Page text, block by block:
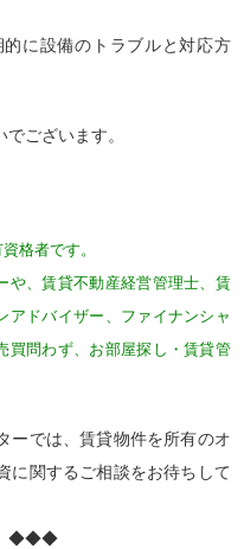
に設備のトラブルと対応方
ございます。
格者です。
や、賃貸不動産経営管理士、賃
アドバイザー、ファイナンシャ
買問わず、お部屋探し・賃貸管
では、賃貸物件を所有のオ
に関するご相談をお待ちして
。◆◆◆